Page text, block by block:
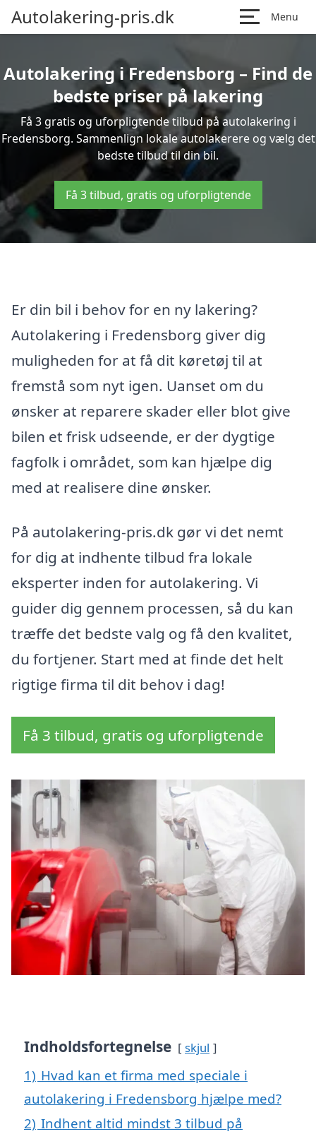
Autolakering-pris.dk Menu
Autolakering i Fredensborg – Find de
bedste priser på lakering
Få 3 gratis og uforpligtende tilbud på autolakering i
Fredensborg. Sammenlign lokale autolakerere og vælg det
bedste tilbud til din bil.
Få 3 tilbud, gratis og uforpligtende
Er din bil i behov for en ny lakering?
Autolakering i Fredensborg giver dig
muligheden for at få dit køretøj til at
fremstå som nyt igen. Uanset om du
ønsker at reparere skader eller blot give
bilen et frisk udseende, er der dygtige
fagfolk i området, som kan hjælpe dig
med at realisere dine ønsker.
På autolakering-pris.dk gør vi det nemt
for dig at indhente tilbud fra lokale
eksperter inden for autolakering. Vi
guider dig gennem processen, så du kan
træffe det bedste valg og få den kvalitet,
du fortjener. Start med at finde det helt
rigtige firma til dit behov i dag!
Få 3 tilbud, gratis og uforpligtende
Indholdsfortegnelse skjul
1) Hvad kan et firma med speciale i
autolakering i Fredensborg hjælpe med?
2) Indhent altid mindst 3 tilbud på